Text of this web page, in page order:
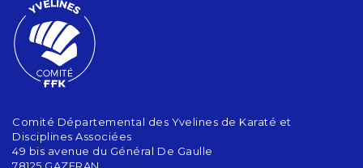
Comité Départemental des Yvelines de Karaté et
Disciplines Associées
49 bis avenue du Général De Gaulle
78125 GAZERAN